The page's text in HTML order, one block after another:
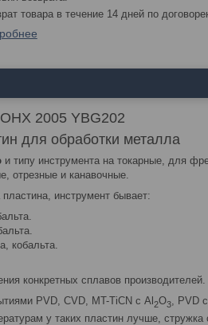
товара в течение 14 дней по
2005 YBG202
для обработки металла
и типу инструмента на токарные, для
отрезные и канавочные.
пластина, инструмент бывает:
кобальта.
конкретных сплавов производителей.
PVD, CVD, MT-TiCN с Al 2O3, PVD
у таких пластин лучше, стружка